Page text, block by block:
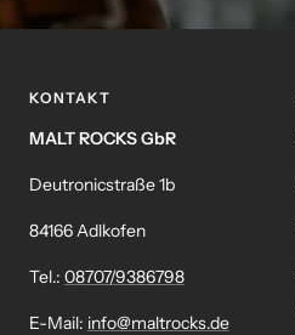
KONTAKT
MALT ROCKS GbR
Deutronicstraße 1b
84166 Adlkofen
Tel.: 08707/9386798
E-Mail: info@maltrocks.de